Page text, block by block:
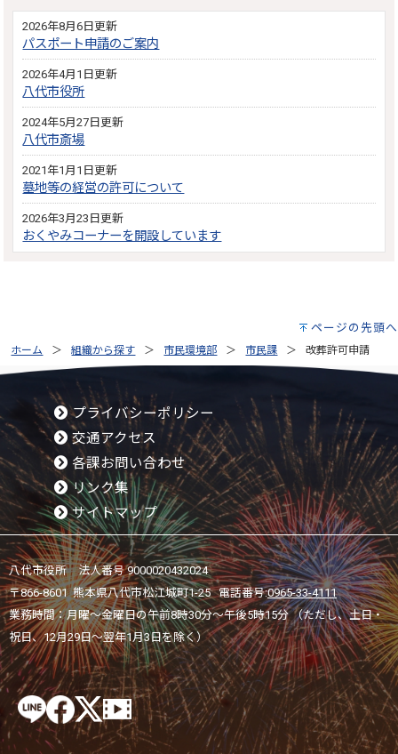
2026年8月6日更新
パスポート申請のご案内
2026年4月1日更新
八代市役所
2024年5月27日更新
八代市斎場
2021年1月1日更新
墓地等の経営の許可について
2026年3月23日更新
おくやみコーナーを開設しています
ページの先頭へ
ホーム 組織から探す 市民環境部 市民課 改葬許可申請
プライバシーポリシー
交通アクセス
各課お問い合わせ
リンク集
サイトマップ
八代市役所 法人番号 9000020432024
〒866-8601 熊本県八代市松江城町1-25 電話番号:0965-33-4111
業務時間：月曜～金曜日の午前8時30分～午後5時15分 （ただし、土日・
祝日、12月29日～翌年1月3日を除く）